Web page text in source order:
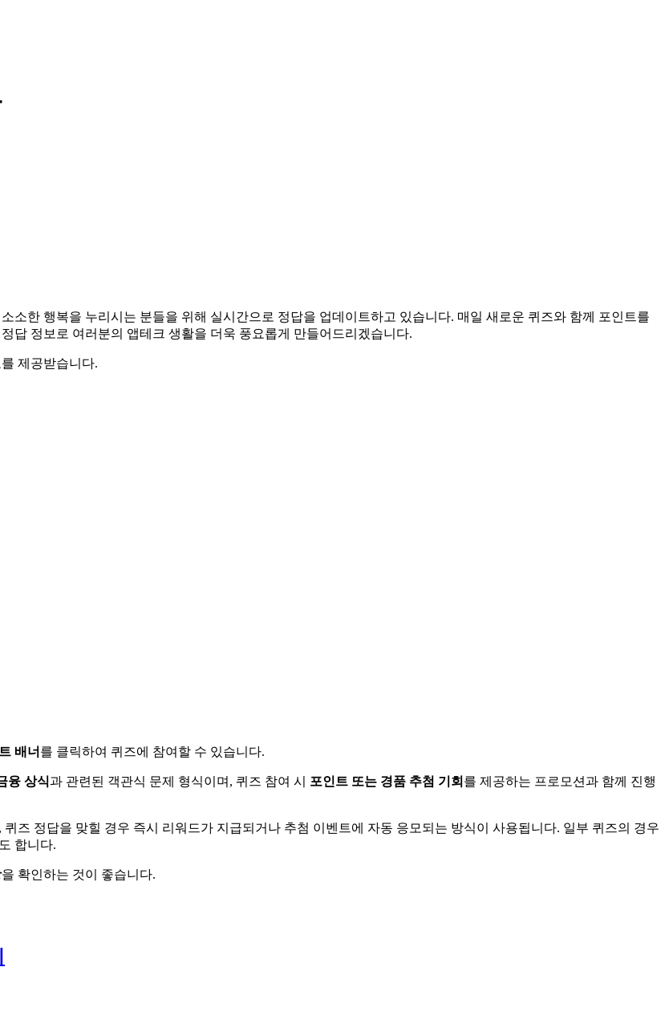
소한 행복을 누리시는 분들을 위해 실시간으로 정답을 업데이트하고 있습니다. 매일 새로운 퀴즈와 함께 포인트를
답 정보로 여러분의 앱테크 생활을 더욱 풍요롭게 만들어드리겠습니다.
제공받습니다.
배너 를 클릭하여 퀴즈에 참여할 수 있습니다.
융 상식과 관련된 객관식 문제 형식이며, 퀴즈 참여 시 포인트 또는 경품 추첨 기회 를 제공하는 프로모션과 함께 진행
퀴즈 정답을 맞힐 경우 즉시 리워드가 지급되거나 추첨 이벤트에 자동 응모되는 방식이 사용됩니다. 일부 퀴즈의 경우
합니다.
을 확인하는 것이 좋습니다.